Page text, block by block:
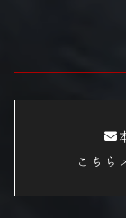
こちら